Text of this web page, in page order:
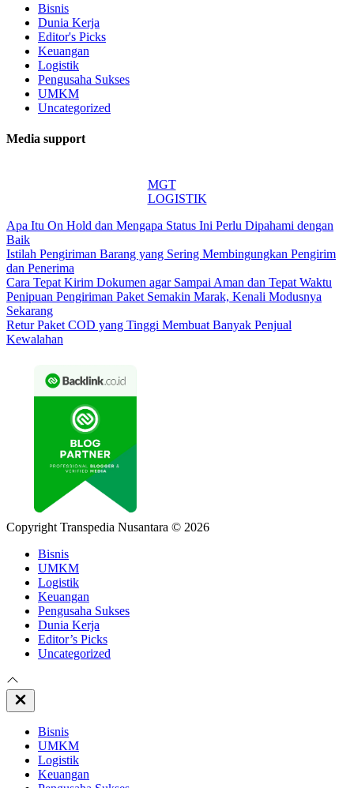
Bisnis
Dunia Kerja
Editor's Picks
Keuangan
Logistik
Pengusaha Sukses
UMKM
Uncategorized
Media support
MGT
LOGISTIK
Apa Itu On Hold dan Mengapa Status Ini Perlu Dipahami dengan
Baik
Istilah Pengiriman Barang yang Sering Membingungkan Pengirim
dan Penerima
Cara Tepat Kirim Dokumen agar Sampai Aman dan Tepat Waktu
Penipuan Pengiriman Paket Semakin Marak, Kenali Modusnya
Sekarang
Retur Paket COD yang Tinggi Membuat Banyak Penjual
Kewalahan
Copyright Transpedia Nusantara © 2026
Bisnis
UMKM
Logistik
Keuangan
Pengusaha Sukses
Dunia Kerja
Editor’s Picks
Uncategorized
Close
Off
Bisnis
UMKM
Logistik
Keuangan